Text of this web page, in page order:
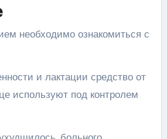
необходимо ознакомиться с
и лактации средство от
используют под контролем